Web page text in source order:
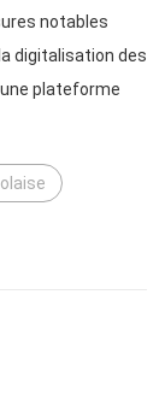
notables
digitalisation des
plateforme